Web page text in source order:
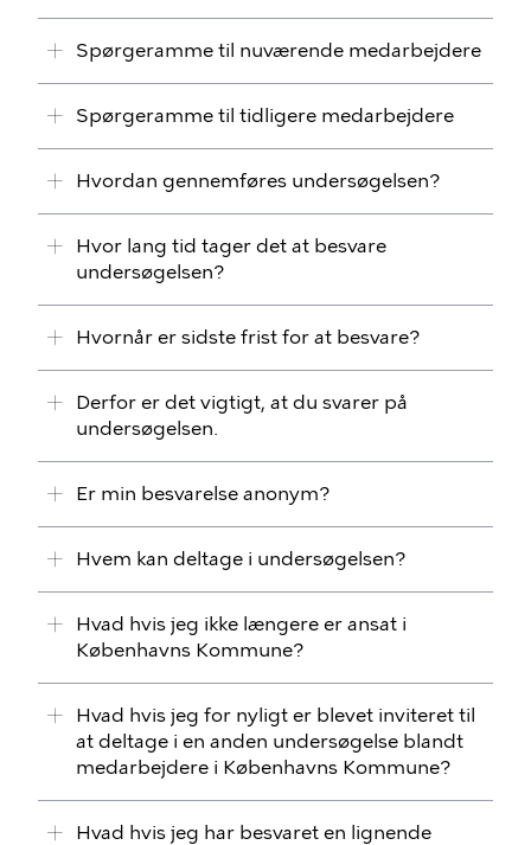
Spørgeramme til nuværende medarbejdere
Spørgeramme til tidligere medarbejdere
Hvordan gennemføres undersøgelsen?
Hvor lang tid tager det at besvare
undersøgelsen?
Hvornår er sidste frist for at besvare?
Derfor er det vigtigt, at du svarer på
undersøgelsen.
Er min besvarelse anonym?
Hvem kan deltage i undersøgelsen?
Hvad hvis jeg ikke længere er ansat i
Københavns Kommune?
Hvad hvis jeg for nyligt er blevet inviteret til
at deltage i en anden undersøgelse blandt
medarbejdere i Københavns Kommune?
Hvad hvis jeg har besvaret en lignende